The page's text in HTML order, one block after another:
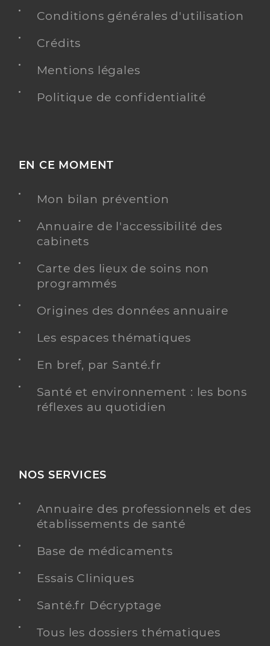
Conditions générales d'utilisation
Crédits
Mentions légales
Politique de confidentialité
EN CE MOMENT
Mon bilan prévention
Annuaire de l'accessibilité des
cabinets
Carte des lieux de soins non
programmés
Origines des données annuaire
Les espaces thématiques
En bref, par Santé.fr
Santé et environnement : les bons
réflexes au quotidien
NOS SERVICES
Annuaire des professionnels et des
établissements de santé
Base de médicaments
Essais Cliniques
Santé.fr Décryptage
Tous les dossiers thématiques